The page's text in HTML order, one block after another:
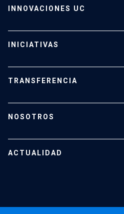
INNOVACIONES UC
Oferta para empresas
INICIATIVAS
Apoyo a investigadores
TRANSFERENCIA
¿Cómo proteger mi investigación?
NOSOTROS
Nuestro equipo
ACTUALIDAD